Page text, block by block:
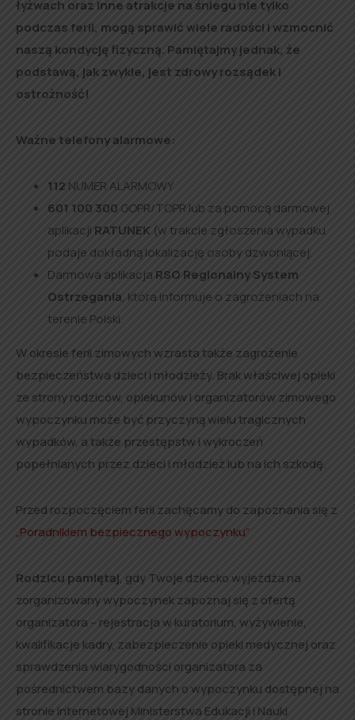
łyżwach oraz inne atrakcje na śniegu nie tylko
podczas ferii, mogą sprawić wiele radości i wzmocnić
naszą kondycję fizyczną. Pamiętajmy jednak, że
podstawą, jak zwykle, jest zdrowy rozsądek i
ostrożność!
Ważne telefony alarmowe:
112 NUMER ALARMOWY
601 100 300 GOPR/TOPR lub za pomocą darmowej
aplikacji RATUNEK (w trakcie zgłoszenia wypadku
podaje dokładną lokalizację osoby dzwoniącej.
Darmowa aplikacja RSO Regionalny System
Ostrzegania, która informuje o zagrożeniach na
terenie Polski.
W okresie ferii zimowych wzrasta także zagrożenie
bezpieczeństwa dzieci i młodzieży. Brak właściwej opieki
ze strony rodziców, opiekunów i organizatorów zimowego
wypoczynku może być przyczyną wielu tragicznych
wypadków, a także przestępstw i wykroczeń
popełnianych przez dzieci i młodzież lub na ich szkodę.
Przed rozpoczęciem ferii zachęcamy do zapoznania się z
„Poradnikiem bezpiecznego wypoczynku”
Rodzicu pamiętaj, gdy Twoje dziecko wyjeżdża na
zorganizowany wypoczynek zapoznaj się z ofertą
organizatora – rejestracja w kuratorium, wyżywienie,
kwalifikacje kadry, zabezpieczenie opieki medycznej oraz
sprawdzenia wiarygodności organizatora za
pośrednictwem bazy danych o wypoczynku dostępnej na
stronie internetowej Ministerstwa Edukacji i Nauki